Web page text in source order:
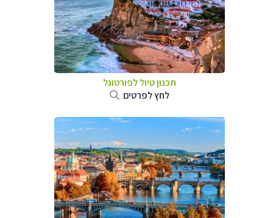
תכנון טיול לפורטוגל
לחץ לפרטים